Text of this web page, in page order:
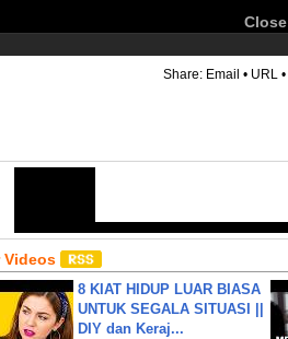
Close
Share: Email • URL •
Videos
8 KIAT HIDUP LUAR BIASA
UNTUK SEGALA SITUASI ||
DIY dan Keraj...